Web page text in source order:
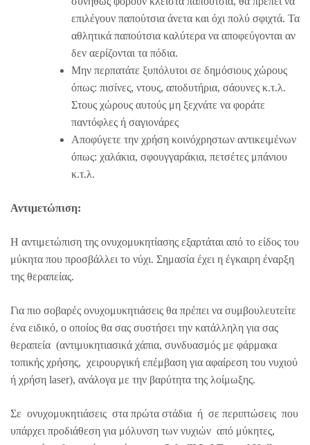
επιλέγουν παπούτσια άνετα και όχι πολύ σφιχτά. Τα
αθλητικά παπούτσια καλύτερα να αποφεύγονται αν
δεν αερίζονται τα πόδια.
Μην περπατάτε ξυπόλυτοι σε δημόσιους χώρους
όπως: πισίνες, ντους, αποδυτήρια, σάουνες κ.τ.λ.
Στους χώρους αυτούς μη ξεχνάτε να φοράτε
παντόφλες ή σαγιονάρες
Αποφύγετε την χρήση κοινόχρηστων αντικειμένων
όπως: χαλάκια, σφουγγαράκια, πετσέτες μπάνιου
κ.τ.λ.
Αντιμετώπιση:
H αντιμετώπιση της ονυχομυκητίασης εξαρτάται από το είδος του
μύκητα που προσβάλλει το νύχι. Σημασία έχει η έγκαιρη έναρξη
της θεραπείας.
Για πιο σοβαρές ονυχομυκητιάσεις θα πρέπει να συμβουλευτείτε
ένα ειδικό, ο οποίος θα σας συστήσει την κατάλληλη για σας
θεραπεία (αντιμυκητιασικά χάπια, συνδυασμός με φάρμακα
τοπικής χρήσης, χειρουργική επέμβαση για αφαίρεση του νυχιού
ή χρήση laser), ανάλογα με την βαρύτητα της λοίμωξης.
Σε ονυχομυκητιάσεις στα πρώτα στάδια ή σε περιπτώσεις που
υπάρχει προδιάθεση για μόλυνση των νυχιών από μύκητες,